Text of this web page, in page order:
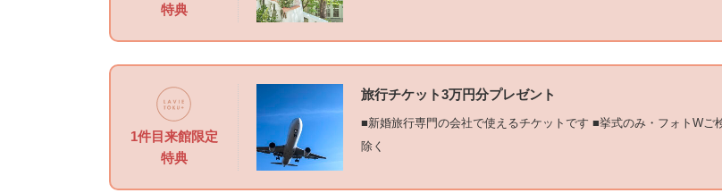
特典
1件目来館限定
特典
旅行チケット3万円分プレゼント
■新婚旅行専門の会社で使えるチケットです ■挙式のみ・フォトWご
除く